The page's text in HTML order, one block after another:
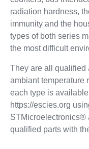
radiation hardness,
immunity and the
types of both series
the most difficult
They are all qualified
ambiant temperature
each type is
https://escies.org
STMicroelectronics®
qualified parts with